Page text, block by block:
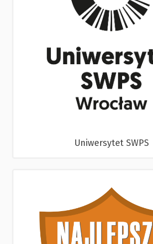
Uniwersytet SWPS